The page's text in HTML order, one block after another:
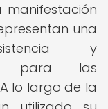
manifestación
una
y
para las
lo largo de la